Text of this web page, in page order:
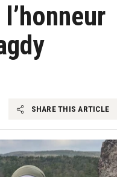
SHARE THIS ARTICLE